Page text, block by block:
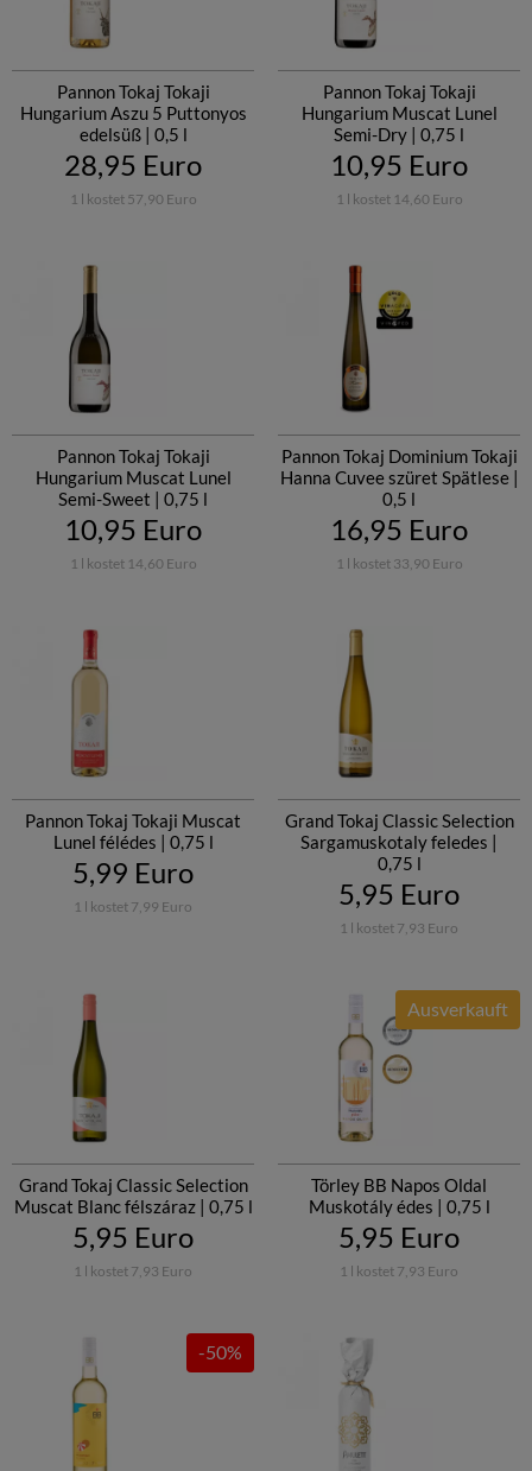
Pannon Tokaj Tokaji
Hungarium Aszu 5 Puttonyos
edelsüß | 0,5 l
28,95 Euro
1 l kostet 57,90 Euro
Pannon Tokaj Tokaji
Hungarium Muscat Lunel
Semi-Dry | 0,75 l
10,95 Euro
1 l kostet 14,60 Euro
Pannon Tokaj Tokaji
Hungarium Muscat Lunel
Semi-Sweet | 0,75 l
10,95 Euro
1 l kostet 14,60 Euro
Pannon Tokaj Dominium Tokaji
Hanna Cuvee szüret Spätlese |
0,5 l
16,95 Euro
1 l kostet 33,90 Euro
Pannon Tokaj Tokaji Muscat
Lunel félédes | 0,75 l
5,99 Euro
1 l kostet 7,99 Euro
Grand Tokaj Classic Selection
Sargamuskotaly feledes |
0,75 l
5,95 Euro
1 l kostet 7,93 Euro
Grand Tokaj Classic Selection
Muscat Blanc félszáraz | 0,75 l
5,95 Euro
1 l kostet 7,93 Euro
Törley BB Napos Oldal
Muskotály édes | 0,75 l
Ausverkauft
5,95 Euro
1 l kostet 7,93 Euro
-50%